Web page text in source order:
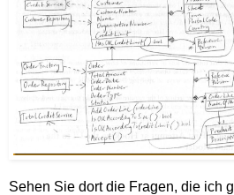
Sehen Sie dort die Fragen, die ich